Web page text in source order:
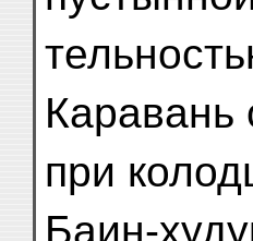
Каравань
при
Баин-